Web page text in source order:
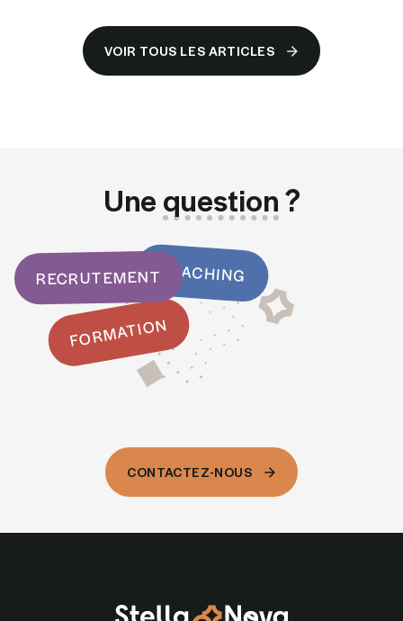
VOIR TOUS LES ARTICLES
VOIR TOUS LES ARTICLES
Unequestion?
COACHING
FORMATION
RECRUTEMENT
CONTACTEZ-NOUS
CONTACTEZ-NOUS